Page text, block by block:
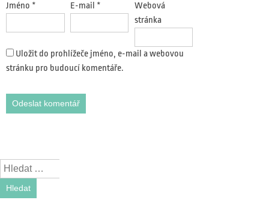
Jméno * E-mail *
Webová
stránka
Uložit do prohlížeče jméno, e-mail a webovou
stránku pro budoucí komentáře.